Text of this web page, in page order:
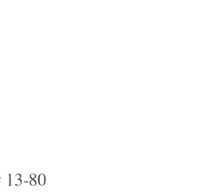
80